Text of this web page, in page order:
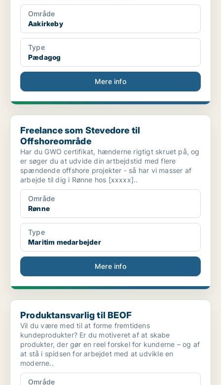
Område
Aakirkeby
Type
Pædagog
Mere info
Freelance som Stevedore til Offshoreområde
Freelance som Stevedore til
Offshoreområde
Har du GWO certifikat, hænderne rigtigt skruet på, og
er søger du at udvide din artbejdstid med flere
spændende offshore projekter - så har vi masser af
arbejde til dig i Rønne hos [xxxxx]..
Område
Rønne
Type
Maritim medarbejder
Mere info
Produktansvarlig til BEOF
Produktansvarlig til BEOF
Vil du være med til at forme fremtidens
kundeprodukter? Er du motiveret af at skabe
produkter, der gør en reel forskel for kunderne – og af
at stå i spidsen for arbejdet med at udvikle en
moderne..
Område